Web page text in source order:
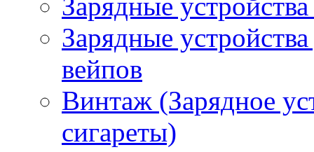
Зарядные
вейпов
Винтаж (Зарядное
сигареты)